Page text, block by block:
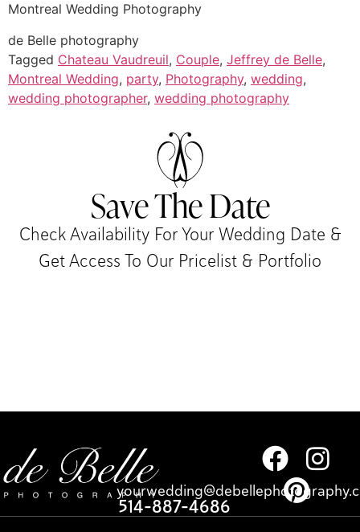
Montreal Wedding Photography
de Belle photography
Tagged Chateau Vaudreuil, Couple, Jeffrey de Belle,
Montreal Wedding, party, Photography, wedding,
wedding photographer, wedding photography
Save The Date
Check Availability For Your Wedding Date &
Get Access To Our Pricelist & Portfolio​
514-887-4686